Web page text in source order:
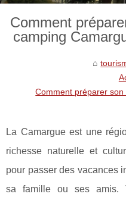
Comment
camping
Comment préparer son
La Camargue est une
richesse naturelle et
pour passer des vacances
sa famille ou ses amis.